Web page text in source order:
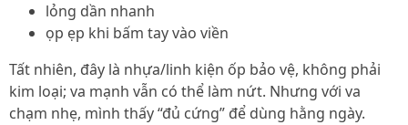
lỏng dần nhanh
ọp ẹp khi bấm tay vào viền
Tất nhiên, đây là nhựa/linh kiện ốp bảo vệ, không phải
kim loại; va mạnh vẫn có thể làm nứt. Nhưng với va
chạm nhẹ, mình thấy “đủ cứng” để dùng hằng ngày.